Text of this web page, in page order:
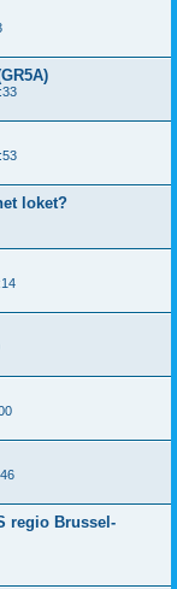
loket?
regio Brussel-